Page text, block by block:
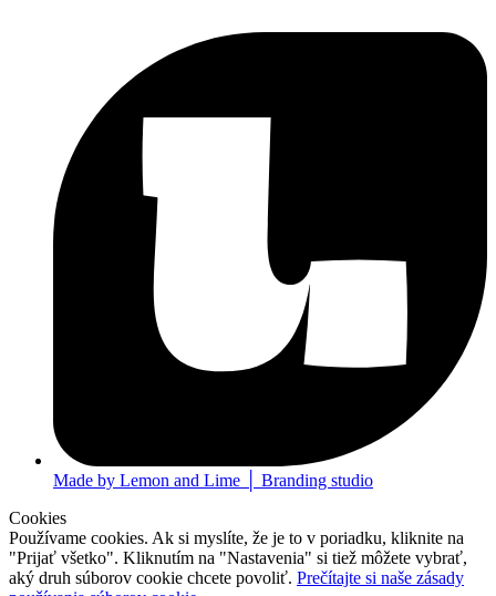
Made by Lemon and Lime │ Branding studio
Cookies
Používame cookies. Ak si myslíte, že je to v poriadku, kliknite na
"Prijať všetko". Kliknutím na "Nastavenia" si tiež môžete vybrať,
aký druh súborov cookie chcete povoliť. Prečítajte si naše zásady